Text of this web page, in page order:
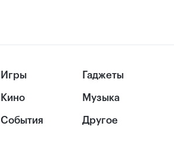
Игры
Кино
События
Гаджеты
Музыка
Другое